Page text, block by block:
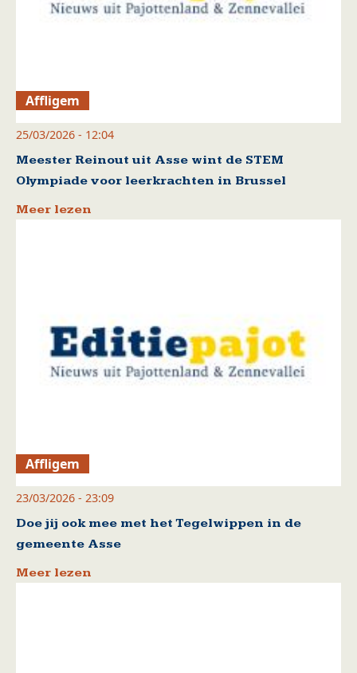
Affligem
25/03/2026 - 12:04
Meester Reinout uit Asse wint de STEM
Olympiade voor leerkrachten in Brussel
Meer lezen
Affligem
23/03/2026 - 23:09
Doe jij ook mee met het Tegelwippen in de
gemeente Asse
Meer lezen